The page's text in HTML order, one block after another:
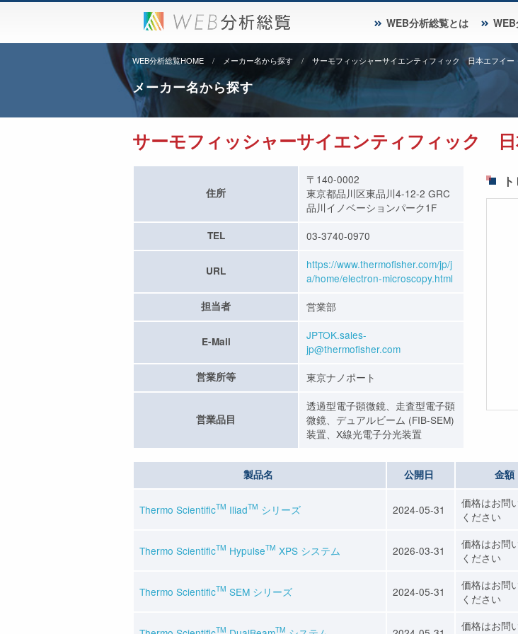
WEB分析総覧とは
WEB分析総覧HOME メーカー名から探す サーモフィッシャーサイエンティフィック 日本エフイー
メーカー名から探す
サーモフィッシャーサイエンティフィック
住所
〒140-0002
東京都品川区東品川4-12-2 GRC
品川イノベーションパーク1F
TEL 03-3740-0970
URL
https://www.thermofisher.com/jp/j
a/home/electron-microscopy.html
担当者 営業部
E-Mail
JPTOK.sales-
jp@thermofisher.com
営業所等 東京ナノポート
営業品目
透過型電子顕微鏡、走査型電子顕
微鏡、デュアルビーム (FIB-SEM)
装置、X線光電子分光装置
製品名 公開日 金額
Thermo ScientificTM IliadTM シリーズ 2024-05-31
価格はお問
ください
Thermo ScientificTM HypulseTM XPS システム 2026-03-31
価格はお問
ください
Thermo ScientificTM SEM シリーズ 2024-05-31
価格はお問
ください
TM TM
価格はお問